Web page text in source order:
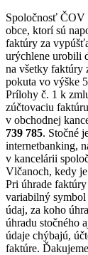
Spoločnosť ČOV
obce, ktorí sú
faktúry za
urýchlene urobili
na všetky faktúry
pokuta vo výške
Prílohy č. 1 k
zúčtovaciu
v obchodnej
739 785. Stočné
internetbanking,
v kancelárii
Vlčanoch, kedy
Pri úhrade
variabilný symbol
údaj, za koho
úhradu stočného
údaje chýbajú,
faktúre.